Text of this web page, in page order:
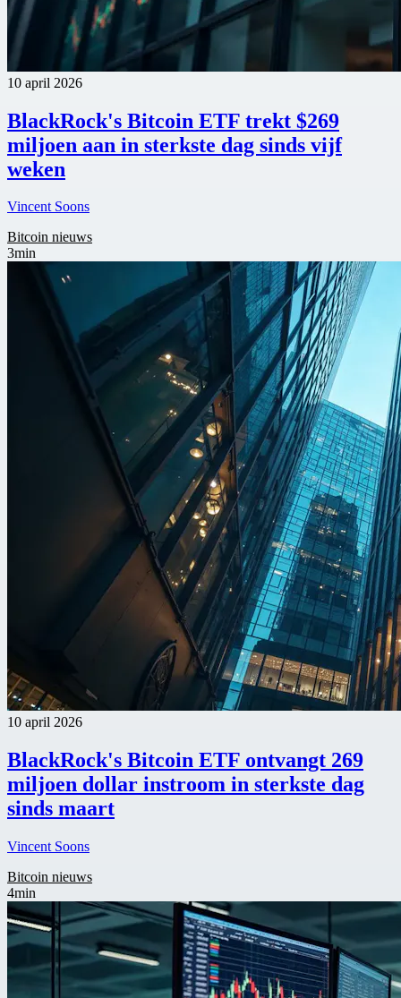
10 april 2026
BlackRock's Bitcoin ETF trekt $269
miljoen aan in sterkste dag sinds vijf
weken
Vincent Soons
Bitcoin nieuws
3min
10 april 2026
BlackRock's Bitcoin ETF ontvangt 269
miljoen dollar instroom in sterkste dag
sinds maart
Vincent Soons
Bitcoin nieuws
4min